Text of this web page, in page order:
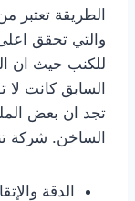
الطريقة تعتبر
والتي تحقق
للكنب حيث ان
السابق كانت
تجد ان بعض
الساخن. شركة
الدقة